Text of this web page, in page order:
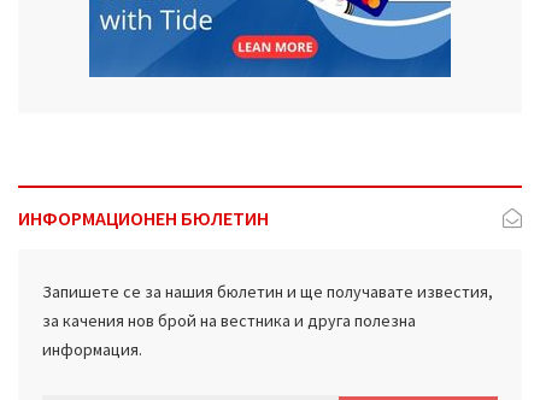
ИНФОРМАЦИОНЕН БЮЛЕТИН
Запишете се за нашия бюлетин и ще получавате известия,
за качения нов брой на вестника и друга полезна
информация.